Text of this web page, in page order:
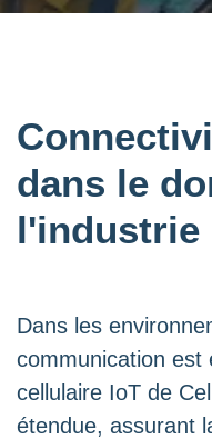
dans le
l'industrie
Dans les
communication est
cellulaire IoT de
étendue, assurant